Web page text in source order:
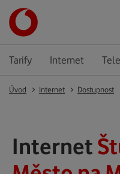
Tarify Internet
Úvod Internet Dostupnost
Internet